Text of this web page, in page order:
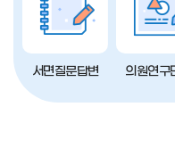
서면질문답변 의원연구